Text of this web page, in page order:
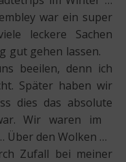
war ein super
leckere Sachen
gut gehen lassen.
beeilen, denn ich
Später haben wir
dies das absolute
Wir waren im
Über den Wolken …
Zufall bei meiner